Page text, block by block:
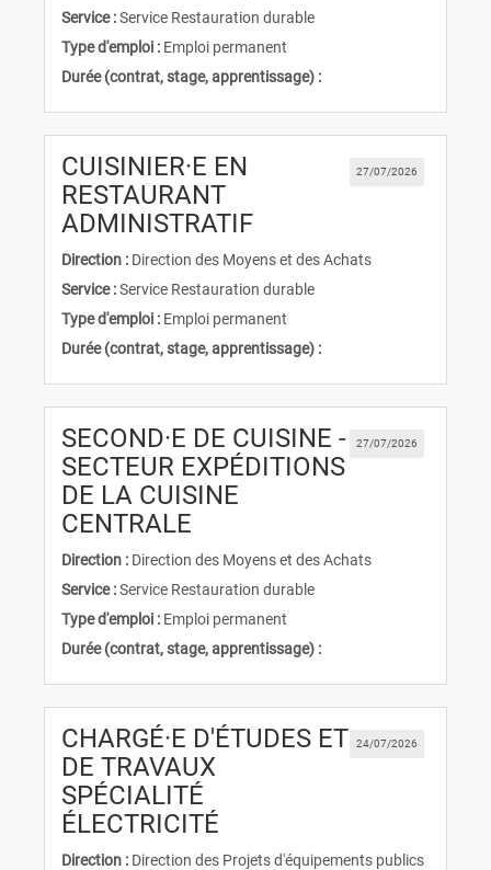
Service :Service Restauration durable
Type d'emploi : Emploi permanent
Durée (contrat, stage, apprentissage) :
27/07/2026
CUISINIER·E EN
RESTAURANT
ADMINISTRATIF(Nouvelle fenêtre)
Direction : Direction des Moyens et des Achats
Service :Service Restauration durable
Type d'emploi : Emploi permanent
Durée (contrat, stage, apprentissage) :
27/07/2026
SECOND·E DE CUISINE -
SECTEUR EXPÉDITIONS
DE LA CUISINE
CENTRALE
Direction : Direction des Moyens et des Achats
Service :Service Restauration durable
Type d'emploi : Emploi permanent
Durée (contrat, stage, apprentissage) :
24/07/2026
CHARGÉ·E D'ÉTUDES ET
DE TRAVAUX
SPÉCIALITÉ
ÉLECTRICITÉ
Direction : Direction des Projets d'équipements publics